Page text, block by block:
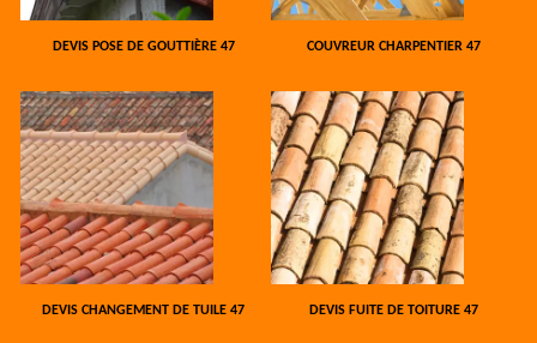
DEVIS POSE DE GOUTTIÈRE 47 COUVREUR CHARPENTIER 47
DEVIS CHANGEMENT DE TUILE 47 DEVIS FUITE DE TOITURE 47